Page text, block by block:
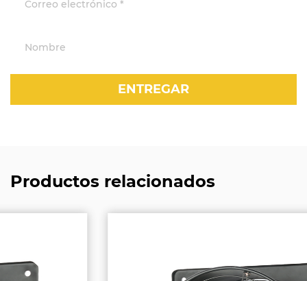
Productos relacionados